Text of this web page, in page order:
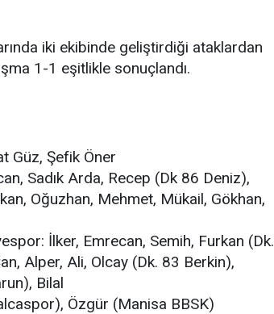
iki ekibinde geliştirdiği ataklardan
1-1 eşitlikle sonuçlandı.
Güz, Şefik Öner
Sadık Arda, Recep (Dk 86 Deniz),
Oğuzhan, Mehmet, Mükail, Gökhan,
İlker, Emrecan, Semih, Furkan (Dk.
Alper, Ali, Olcay (Dk. 83 Berkin),
Bilal
Özgür (Manisa BBSK)